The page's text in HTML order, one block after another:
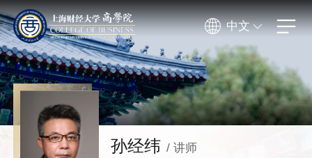
中文
孙经纬 / 讲师